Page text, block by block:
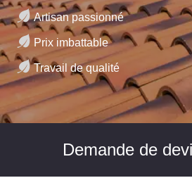
Artisan passionné
Prix imbattable
Travail de qualité
Demande de